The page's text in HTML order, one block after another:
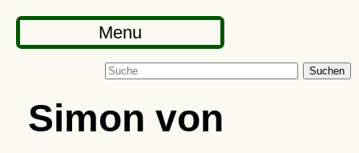
Menu
Suchen
Simon von